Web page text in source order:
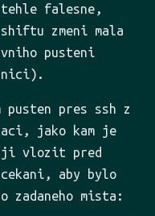
tehle falesne,
zmeni mala
pusteni
pusten pres ssh z
jako kam je
vlozit pred
cekani, aby bylo
zadaneho mista: